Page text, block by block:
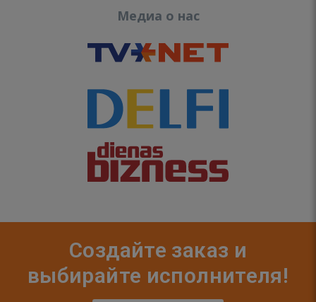
Медиа о нас
Создайте заказ и
выбирайте исполнителя!